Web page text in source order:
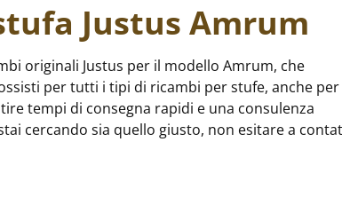
Justus Amrum
originali Justus per il modello Amrum, che
per tutti i tipi di ricambi per stufe, anche per
tempi di consegna rapidi e una consulenza
cercando sia quello giusto, non esitare a